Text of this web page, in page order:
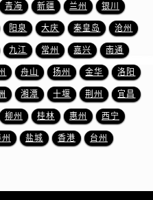
江苏省南京市秦淮区中山南路1号南京中心22层22-C1-C3室萧邦售后服务中心（需提前预约）
江苏省宿迁市宿城区西湖路萧邦售后服务中心（需提前预约）
江苏省泰州市海陵区永定东路399号置地商务中心东塔（华润万象城）17层1706室萧邦售后服务中心（需提前预约）
江苏省徐州市鼓楼区淮海东路29号苏宁广场IFC国际金融中心35层3508室萧邦售后服务中心（需提前预约）
江苏省盐城市盐都区世纪大道5号盐城金融城写字楼1号楼16层1604室萧邦售后服务中心（需提前预约）
江苏省扬州市邗江区国展路29号星耀天地写字楼1号楼18层1803室萧邦售后服务中心（需提前预约）
江苏省镇江市京口区中山东路萧邦售后服务中心（需提前预约）
青海 新疆 兰州 银川
阳泉 大庆 秦皇岛 沧州
九江 常州 嘉兴 南通
舟山 扬州 金华 洛阳
湘潭 十堰 荆州 宜昌
柳州 桂林 惠州 西宁
盐城 香港 台州